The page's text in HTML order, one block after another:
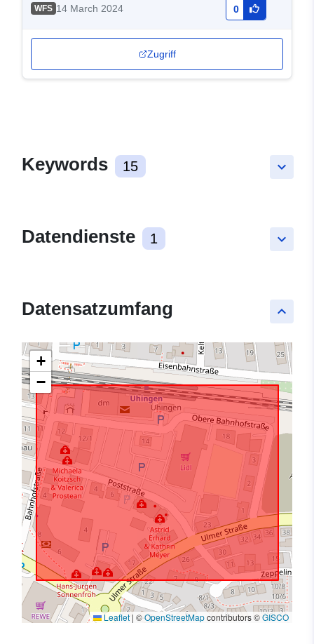
WFS 14 March 2024 0
Zugriff
keyboard_arrow_down
Keywords 15
keyboard_arrow_down
Datendienste 1
keyboard_arrow_up
Datensatzumfang
+
−
Leaflet | ©OpenStreetMapcontributors ©GISCO